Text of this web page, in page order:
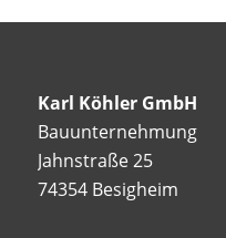
Karl Köhler GmbH
Bauunternehmung
Jahnstraße 25
74354 Besigheim